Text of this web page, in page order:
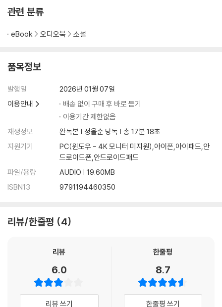
관련 분류
eBook 오디오북 소설
품목정보
발행일
2026년 01월 07일
이용안내
배송 없이 구매 후 바로 듣기
이용기간 제한없음
재생정보
완독본 | 정을순 낭독 | 총 17분 18초
지원기기
PC(윈도우 - 4K 모니터 미지원),아이폰,아이패드,안
드로이드폰,안드로이드패드
파일/용량
AUDIO | 19.60MB
ISBN13
9791194460350
리뷰/한줄평 4
리뷰
6.0
리뷰 쓰기
한줄평
8.7
한줄평 쓰기